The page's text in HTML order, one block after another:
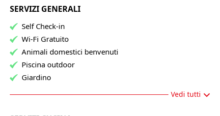
SERVIZI GENERALI
Self Check-in
Wi-Fi Gratuito
Animali domestici benvenuti
Piscina outdoor
Giardino
Vedi tutti